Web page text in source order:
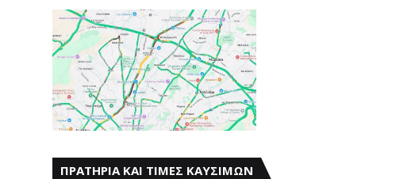
ΠΡΑΤΗΡΙΑ ΚΑΙ ΤΙΜΕΣ ΚΑΥΣΙΜΩΝ